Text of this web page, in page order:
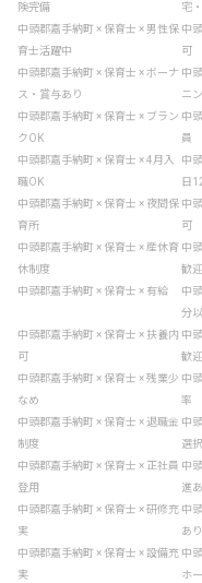
険完備
宅
中頭郡嘉手納町 × 保育士 × 男性保
育士活躍中
中
可
中頭郡嘉手納町 × 保育士 × ボーナ
ス・賞与あり
中
ニ
中頭郡嘉手納町 × 保育士 × ブラン
クOK
中
員
中頭郡嘉手納町 × 保育士 × 4月入
職OK
中
日
中頭郡嘉手納町 × 保育士 × 夜間保
育所
中
可
中頭郡嘉手納町 × 保育士 × 産休育
休制度
中
歓迎
中頭郡嘉手納町 × 保育士 × 有給
中
分
中頭郡嘉手納町 × 保育士 × 扶養内
可
中
歓迎
中頭郡嘉手納町 × 保育士 × 残業少
なめ
中
率
中頭郡嘉手納町 × 保育士 × 退職金
制度
中
選
中頭郡嘉手納町 × 保育士 × 正社員
登用
中
進
中頭郡嘉手納町 × 保育士 × 研修充
実
中
あり
中頭郡嘉手納町 × 保育士 × 設備充
実
中
ホ